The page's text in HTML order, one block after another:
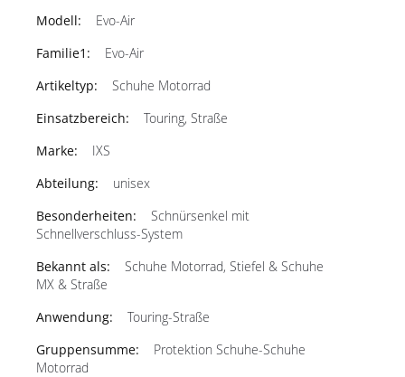
Evo-Air
Evo-Air
Schuhe Motorrad
Touring, Straße
IXS
unisex
Schnürsenkel mit
Schnellverschluss-System
Schuhe Motorrad, Stiefel & Schuhe
MX & Straße
Touring-Straße
Protektion Schuhe-Schuhe
Motorrad